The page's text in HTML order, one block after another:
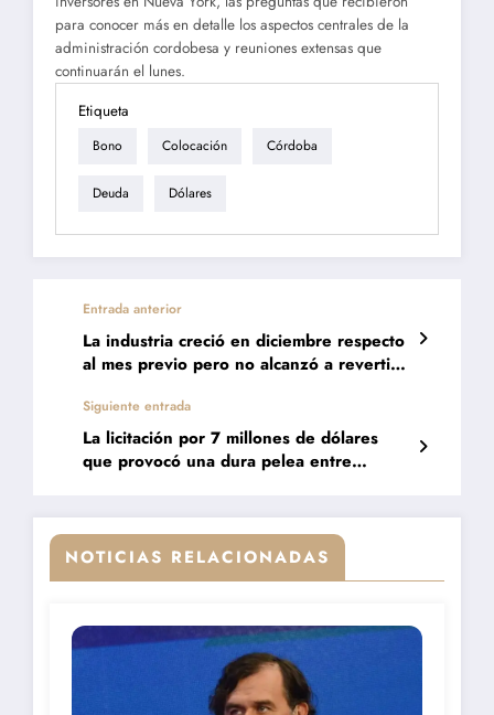
para conocer más en detalle los aspectos centrales de la
administración cordobesa y reuniones extensas que
continuarán el lunes.
Etiqueta
Bono Colocación Córdoba
Deuda Dólares
Entrada anterior
La industria creció en diciembre respecto
al mes previo pero no alcanzó a revertir
Siguiente entrada
La licitación por 7 millones de dólares
que provocó una dura pelea entre
NOTICIAS RELACIONADAS